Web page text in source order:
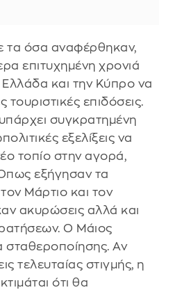
τα όσα αναφέρθηκαν,
επιτυχημένη χρονιά
Ελλάδα και την Κύπρο να
επιδόσεις.
υπάρχει συγκρατημένη
εξελίξεις να
τοπίο στην αγορά,
εξήγησαν τα
Μάρτιο και τον
ακυρώσεις αλλά και
Ο Μάιος
σταθεροποίησης. Αν
τελευταίας στιγμής, η
ότι θα